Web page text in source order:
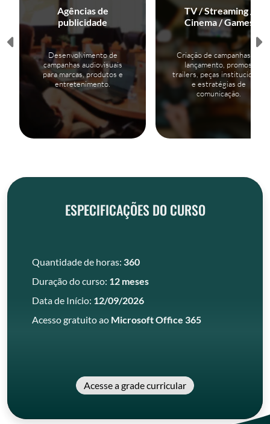
Agências de
publicidade
Desenvolvimento de
campanhas audiovisuais
para marcas, produtos e
entretenimento.
TV / Streaming /
Cinema / Games
Criação de campanhas de
lançamento, promos,
trailers, peças institucionais
e estratégias de
comunicação.
ESPECIFICAÇÕES DO CURSO
Quantidade de horas: 360
Duração do curso: 12 meses
Data de Início: 12/09/2026
Acesso gratuito ao Microsoft Office 365
Acesse a grade curricular